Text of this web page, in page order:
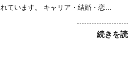
れています。 キャリア・結婚・恋…
続きを